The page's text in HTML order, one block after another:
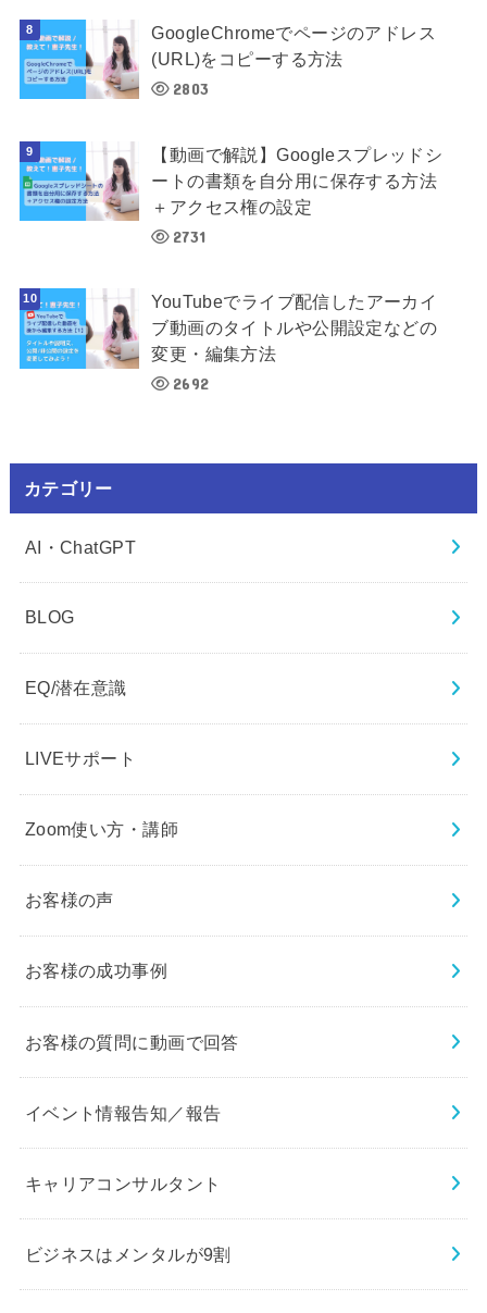
GoogleChromeでページのアドレス
(URL)をコピーする方法
2803
【動画で解説】Googleスプレッドシ
ートの書類を自分用に保存する方法
＋アクセス権の設定
2731
YouTubeでライブ配信したアーカイ
ブ動画のタイトルや公開設定などの
変更・編集方法
2692
カテゴリー
AI・ChatGPT
BLOG
EQ/潜在意識
LIVEサポート
Zoom使い方・講師
お客様の声
お客様の成功事例
お客様の質問に動画で回答
イベント情報告知／報告
キャリアコンサルタント
ビジネスはメンタルが9割